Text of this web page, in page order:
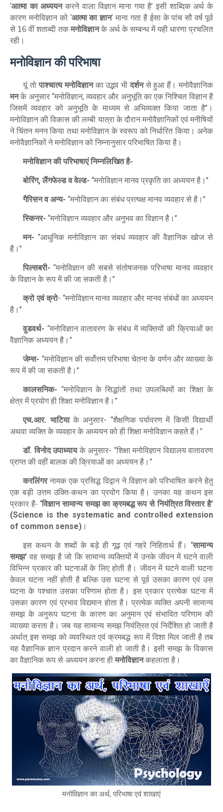
‘आत्मा का अध्ययनकरने वाला विज्ञान माना गया है’इसी शाब्दिक अर्थ के
कारण मनोविज्ञान को ‘आत्मा का ज्ञान’माना गता है ईसा के पांच सौ वर्ष पूर्व
से 16 वीं शताब्दी तकमनोविज्ञानके अर्थ के सम्बन्ध में यही धारणा प्रचलित
रही।
मनोविज्ञान की परिभाषा
यूं तोपाश्चात्य मनोविज्ञानका उद्भव भीदर्शनसे हुआ हैं। मनोवैज्ञानिक
मनके अनुसार ‘‘मनोविज्ञान,व्यवहार और अनुभूति का एक निश्चित विज्ञान है
जिसमें व्यवहार को अनुभूति के माध्यम से अभिव्यक्त किया जाता है’’ ।
मनोविज्ञान की विकास की लम्बी यात्रा के दौरान मनोवैज्ञानिकों एवं मनीषियों
ने चिंतन मनन किया तथा मनोविज्ञान के स्वरूप को निर्धारित किया। अनेक
मनोवैज्ञानिकों ने मनोविज्ञान को निम्नानुसार परिभाषित किया है।
मनोविज्ञान की परिभाषाएं निम्नलिखित है-
बोरिंग,लैंगफेल्ड व वेल्ड- ‘‘मनोविज्ञान मानव प्रकृति का अध्ययन है।’’
गैरिसन व अन्य- ‘‘मनोविज्ञान का संबंध प्रत्यक्ष मानव व्यवहार से है।’’
स्किनर- ‘‘मनोविज्ञान व्यवहार और अनुभव का विज्ञान है।’’
मन- ‘‘आधुनिक मनोविज्ञान का संबधं व्यवहार की वैज्ञानिक खोज से
है। ’’
पिल्सबरी- ‘‘मनोविज्ञान की सबसे संतोषजनक परिभाषा मानव व्यवहार
के विज्ञान के रूप में की जा सकती है। ’’
क्रो एवं क्रो- ‘‘मनोविज्ञान मानव व्यवहार और मानव संबंधों का अध्ययन
है। ’’
वुडवर्थ- “मनोविज्ञान वातावरण के संबंध में व्यक्तियों की क्रियाओं का
वैज्ञानिक अध्ययन है। ”
जेम्स- ‘‘मनोविज्ञान की सर्वोत्तम परिभाषा चेतना के वर्णन और व्याख्या के
रूप में की जा सकती है। ’’
कालसनिक- “मनोविज्ञान के सिद्धांतों तथा उपलब्धियों का शिक्षा के
क्षेत्र में प्रयोग ही शिक्षा मनोविज्ञान है। ”
एच.आर. भाटियाके अनुसार- “शैक्षणिक पर्यावरण में किसी विद्यार्थी
अथवा व्यक्ति के व्यवहार के अध्ययन को ही शिक्षा मनोविज्ञान कहते हैं। ”
डॉ. विनोद उपाध्यायके अनुसार- “शिक्षा मनोविज्ञान विद्यालय वातावरण
प्राप्त की वहीं बालक की क्रियाओं का अध्ययन है। ”
करलिंगरनामक एक प्रसिद्ध विद्वान ने विज्ञान को परिभाषित करने हेतु
एक बड़ी उत्तम उक्ति-कथन का प्रयोग किया है। उनका यह कथन इस
प्रकार है- ‘विज्ञान सामान्य समझ का क्रमबद्ध रूप से नियंत्रित विस्तार है’
(Science is the systematic and controlled extension
of common sense) ।
इस कथन के शब्दों के बड़े ही गूढ़ एवं गहरे निहितार्थ हैं।
‘सामान्य
समझ’ वह समझ है जो कि सामान्य व्यक्तियों में उनके जीवन में घटने वाली
विभिन्न प्रकार की घटनाओं के लिए होती है। जीवन में घटने वाली घटना
केवल घटना नहीं होती है बल्कि उस घटना से पूर्व उसका कारण एवं उस
घटना के पश्चात उसका परिणाम होता है। इस प्रकार प्रत्येक घटना में
उसका कारण एवं प्रभाव विद्यमान होता है। प्रत्येक व्यक्ति अपनी सामान्य
समझ के अनुरूप घटना के कारण का अनुमान एवं संभावित परिणाम की
व्याख्या करता है। जब यह सामान्य समझ नियंत्रित एवं निर्देशित हो जाती है
अर्थात् इस समझ को व्यवस्थित एवं क्रमबद्ध रूप में दिशा मिल जाती है तब
यह वैज्ञानिक ज्ञान प्रदान करने वाली हो जाती है। इसी समझ के विकास
का वैज्ञानिक रूप से अध्ययन करना हीमनोविज्ञानकहलाता है।
मनोविज्ञान का अर्थ, परिभाषा एवं शाखाएं